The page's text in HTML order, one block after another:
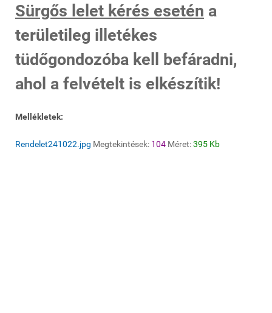
Sürgős lelet kérés esetén a
területileg illetékes
tüdőgondozóba kell befáradni,
ahol a felvételt is elkészítik!
Mellékletek:
Rendelet241022.jpg Megtekintések: 104 Méret:395 Kb